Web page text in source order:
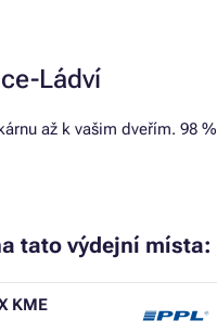
Ládví
až k vašim dveřím. 98 %
tato výdejní místa:
KME